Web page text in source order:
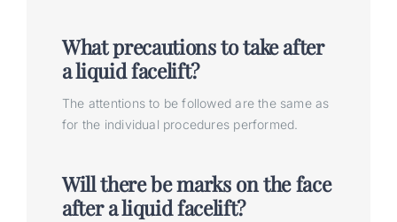
What precautions to take after
a liquid facelift?
The attentions to be followed are the same as
for the individual procedures performed.
Will there be marks on the face
after a liquid facelift?